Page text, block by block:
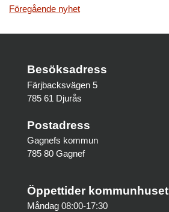
Inläggsnavigering
Föregående nyhet
Besöksadress
Färjbacksvägen 5
785 61 Djurås
Postadress
Gagnefs kommun
785 80 Gagnef
Öppettider kommunhuset
Måndag 08:00-17:30